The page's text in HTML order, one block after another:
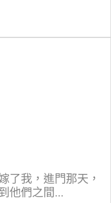
了我，進門那天，
他們之間...